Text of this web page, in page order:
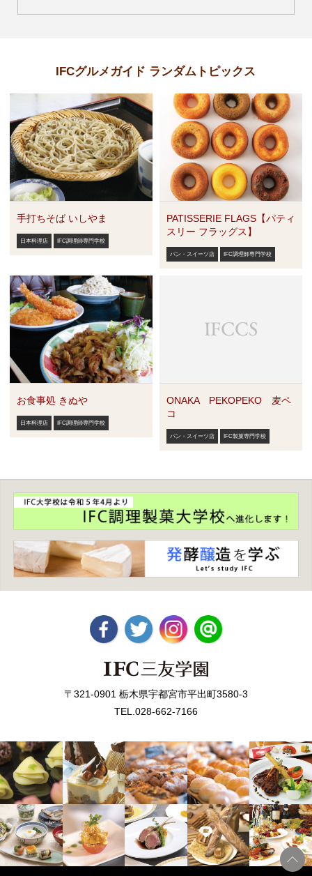
IFCグルメガイド ランダムトピックス
手打ちそば いしやま
日本料理店 IFC調理師専門学校
PATISSERIE FLAGS【パティ
スリー フラッグス】
パン・スイーツ店 IFC調理師専門学校
お食事処 きぬや
日本料理店 IFC調理師専門学校
ONAKA PEKOPEKO 麦ペ
コ
パン・スイーツ店 IFC製菓専門学校
〒321-0901 栃木県宇都宮市平出町3580-3
TEL.028-662-7166